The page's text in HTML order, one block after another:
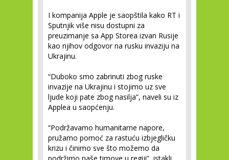
I kompanija Apple je saopštila kako RT i
Sputnjik više nisu dostupni za
preuzimanje sa App Storea izvan Rusije
kao njihov odgovor na rusku invaziju na
Ukrajinu.
“Duboko smo zabrinuti zbog ruske
invazije na Ukrajinu i stojimo uz sve
ljude koji pate zbog nasilja”, naveli su iz
Applea u saopćenju.
“Podržavamo humanitarne napore,
pružamo pomoć za rastuću izbjegličku
krizu i činimo sve što možemo da